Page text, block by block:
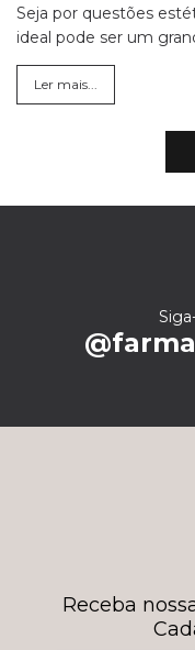
Seja por questões
ideal pode ser um
Ler mais...
Receba